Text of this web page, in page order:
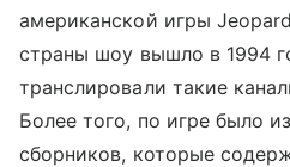
американской игры
страны шоу вышло в 1994
транслировали такие
Более того, по игре было
сборников, которые